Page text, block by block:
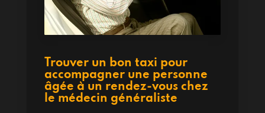
Trouver un bon taxi pour
accompagner une personne
âgée à un rendez-vous chez
le médecin généraliste